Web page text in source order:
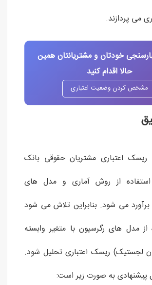
می پردازند.
خودتان و مشتریانتان همین
حالا اقدام کنید
مشخص کردن وضعیت اعتباری
ریسک اعتباری مشتریان حقوقی بانک
استفاده از روش آماری و مدل های
می شود. بنابراین تلاش می شود
از مدل های رگرسیون با متغیر وابسته
لجستیک) ریسک اعتباری تحلیل شود.
به صورت زیر است: